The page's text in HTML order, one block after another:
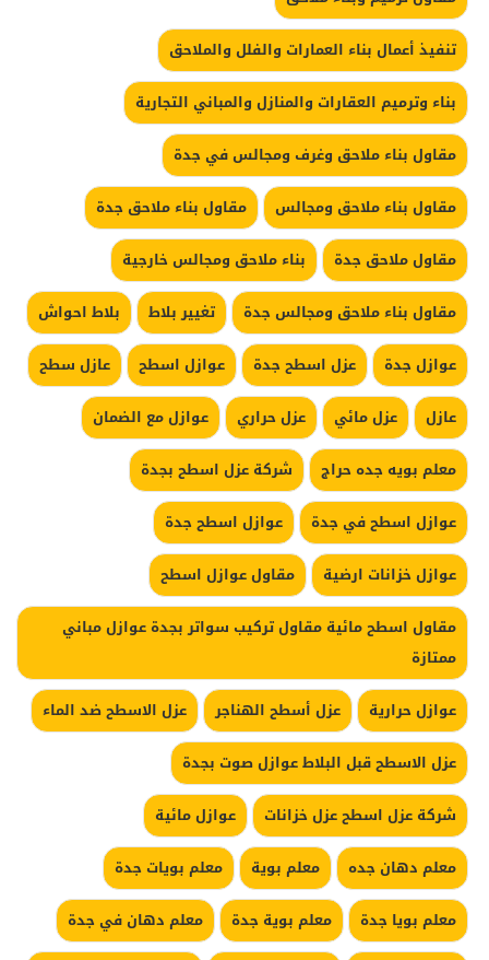
تنفيذ أعمال بناء العمارات والفلل والملاحق
بناء وترميم العقارات والمنازل والمباني التجارية
مقاول بناء ملاحق وغرف ومجالس في جدة
مقاول بناء ملاحق ومجالس
مقاول بناء ملاحق جدة
مقاول ملاحق جدة
بناء ملاحق ومجالس خارجية
مقاول بناء ملاحق ومجالس جدة
تغيير بلاط
بلاط احواش
عوازل جدة
عزل اسطح جدة عوازل اسطح
عازل سطح
عازل
عزل مائي عزل حراري
عوازل مع الضمان
معلم بويه جده حراج
شركة عزل اسطح بجدة
عوازل اسطح في جدة
عوازل اسطح جدة
عوازل خزانات ارضية
مقاول عوازل اسطح
مقاول اسطح مائية مقاول تركيب سواتر بجدة عوازل مباني
ممتازة
عوازل حرارية
عزل أسطح الهناجر
عزل الاسطح ضد الماء
عزل الاسطح قبل البلاط عوازل صوت بجدة
شركة عزل اسطح عزل خزانات
عوازل مائية
معلم دهان جده
معلم بوية
معلم بويات جدة
معلم بويا جدة
معلم بوية جدة
معلم دهان في جدة